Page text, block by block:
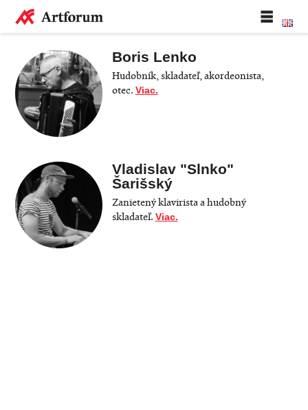
Boris Lenko
Hudobník, skladateľ, akordeonista,
otec. Viac.
Vladislav "Slnko"
Šarišský
Zanietený klavirista a hudobný
skladateľ. Viac.